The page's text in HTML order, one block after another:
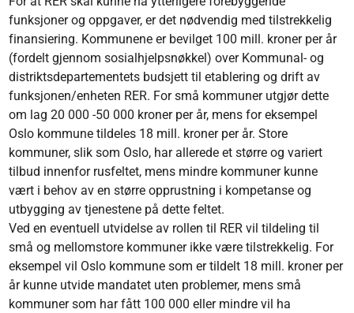
funksjoner og oppgaver, er det nødvendig med tilstrekkelig
finansiering. Kommunene er bevilget 100 mill. kroner per år
(fordelt gjennom sosialhjelpsnøkkel) over Kommunal- og
distriktsdepartementets budsjett til etablering og drift av
funksjonen/enheten RER. For små kommuner utgjør dette
om lag 20 000 -50 000 kroner per år, mens for eksempel
Oslo kommune tildeles 18 mill. kroner per år. Store
kommuner, slik som Oslo, har allerede et større og variert
tilbud innenfor rusfeltet, mens mindre kommuner kunne
vært i behov av en større opprustning i kompetanse og
utbygging av tjenestene på dette feltet.
Ved en eventuell utvidelse av rollen til RER vil tildeling til
små og mellomstore kommuner ikke være tilstrekkelig. For
eksempel vil Oslo kommune som er tildelt 18 mill. kroner per
år kunne utvide mandatet uten problemer, mens små
kommuner som har fått 100 000 eller mindre vil ha